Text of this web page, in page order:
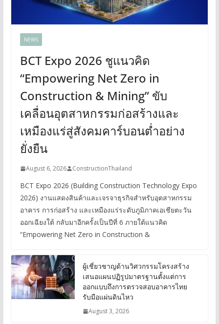
NEWS
BCT Expo 2026 ชูแนวคิด
“Empowering Net Zero in
Construction & Mining” ขับ
เคลื่อนอุตสาหกรรมก่อสร้างและ
เหมืองแร่สู่สังคมคาร์บอนต่ำอย่าง
ยั่งยืน
August 6, 2026 ConstructionThailand
BCT Expo 2026 (Building Construction Technology Expo
2026) งานแสดงสินค้าและเจรจาธุรกิจสำหรับอุตสาหกรรม
อาคาร การก่อสร้าง และเหมืองแร่ระดับภูมิภาคเอเชียตะวัน
ออกเฉียงใต้ กลับมาอีกครั้งเป็นปีที่ 6 ภายใต้แนวคิด
“Empowering Net Zero in Construction &
ผู้เชี่ยวชาญด้านวิศวกรรมโครงสร้าง
เสนอแผนปฏิรูปมาตรฐานตั้งแต่การ
ออกแบบถึงการตรวจสอบอาคารไทย
รับมือแผ่นดินไหว
August 3, 2026